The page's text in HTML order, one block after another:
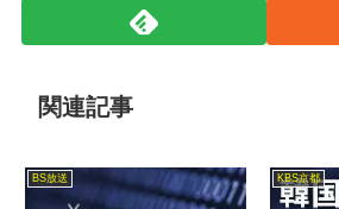
関連記事
BS放送 KBS京都